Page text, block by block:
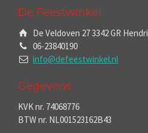
De Feestwinkel
De Veldoven 27 3342 GR
06-23840190
info@defeestwinkel.nl
Gegevens
KVK nr. 74068776
BTW nr. NL001523162B43